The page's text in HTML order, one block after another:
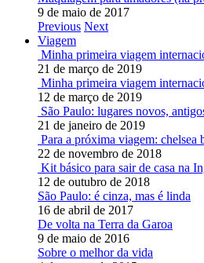
9 de maio de 2017
Previous Next
Viagem
Minha primeira viagem
21 de março de 2019
Minha primeira viagem
12 de março de 2019
São Paulo: lugares novos,
21 de janeiro de 2019
Para a próxima viagem: chelsea
22 de novembro de 2018
Kit básico para sair de casa na
12 de outubro de 2018
São Paulo: é cinza, mas é linda
16 de abril de 2017
De volta na Terra da Garoa
9 de maio de 2016
Sobre o melhor da vida